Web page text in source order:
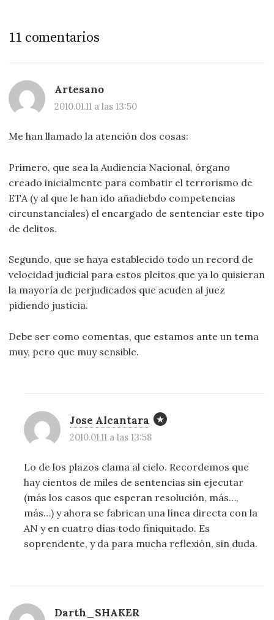
11 comentarios
Artesano
2010.01.11 a las 13:50
Me han llamado la atención dos cosas:
Primero, que sea la Audiencia Nacional, órgano
creado inicialmente para combatir el terrorismo de
ETA (y al que le han ido añadiebdo competencias
circunstanciales) el encargado de sentenciar este tipo
de delitos.
Segundo, que se haya establecido todo un record de
velocidad judicial para estos pleitos que ya lo quisieran
la mayoría de perjudicados que acuden al juez
pidiendo justicia.
Debe ser como comentas, que estamos ante un tema
muy, pero que muy sensible.
Jose Alcantara
2010.01.11 a las 13:58
Lo de los plazos clama al cielo. Recordemos que
hay cientos de miles de sentencias sin ejecutar
(más los casos que esperan resolución, más…,
más…) y ahora se fabrican una línea directa con la
AN y en cuatro días todo finiquitado. Es
soprendente, y da para mucha reflexión, sin duda.
Darth_SHAKER